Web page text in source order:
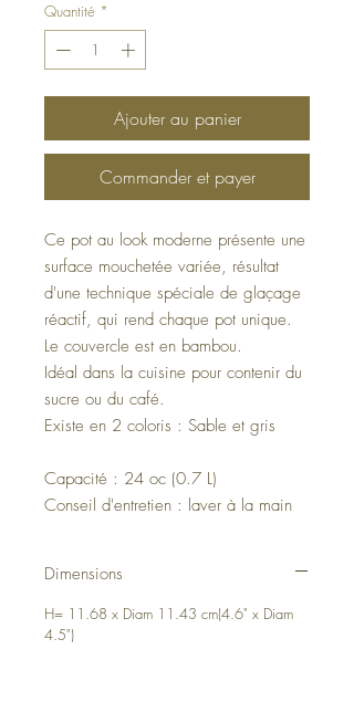
Quantité *
Ajouter au panier
Commander et payer
Ce pot au look moderne présente une
surface mouchetée variée, résultat
d'une technique spéciale de glaçage
réactif, qui rend chaque pot unique.
Le couvercle est en bambou.
Idéal dans la cuisine pour contenir du
sucre ou du café.
Existe en 2 coloris : Sable et gris
Capacité : 24 oc (0.7 L)
Conseil d'entretien : laver à la main
Dimensions
H= 11.68 x Diam 11.43 cm(4.6" x Diam
4.5")